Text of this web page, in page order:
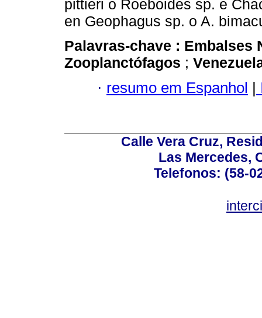
pittieri o Roeboides sp. e
en Geophagus sp. o A.
Palavras-chave : Embalses
Zooplanctófagos ;
· resumo em Espanhol |
Calle Vera Cruz,
Las Mercedes,
Telefonos: (58-